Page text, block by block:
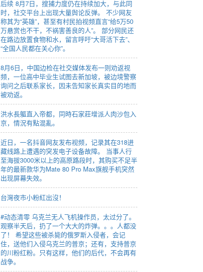
后续 8月7日，搜捕力度仍在持续加大，与此同
时，社交平台上出现大量舆论反弹。 不少网友
称其为“英雄”，甚至有村民拍视频直言“给5万50
万悬赏也不干，不祸害善良的人”。 部分网民还
在路边放置食物和水，留言呼吁“大哥活下去”、
“全国人民都在关心你”。
8月6日，中国边检在社交媒体发布一则劝返视
频，一位高中毕业生试图去新加坡，被边境警察
询问之后联系家长，因未告知家长真实目的地而
被劝返。
洪水長軀直入帝都，同時石家莊增派人肉沙包入
京，情況有點混亂。
近日，一名抖音网友发布视频，记录其在318进
藏线路上遭遇的突发电子设备故障。 当事人行
至海拔3000米以上的高原路段时，其购买不足半
年的最新款华为Mate 80 Pro Max旗舰手机突然
出现屏幕失效。
台灣夜市小粉紅出沒！
#动态清零 乌克兰无人飞机操作员，太过分了。
观察半天后，扔了一个大大的炸弹。。。人都没
了！ 希望这些被杀毙的俄罗斯入侵者，会记
住，送他们入侵乌克兰的普京；还有，支持普京
的川粉红粉。只有这样，他们的后代，不会再有
战争。